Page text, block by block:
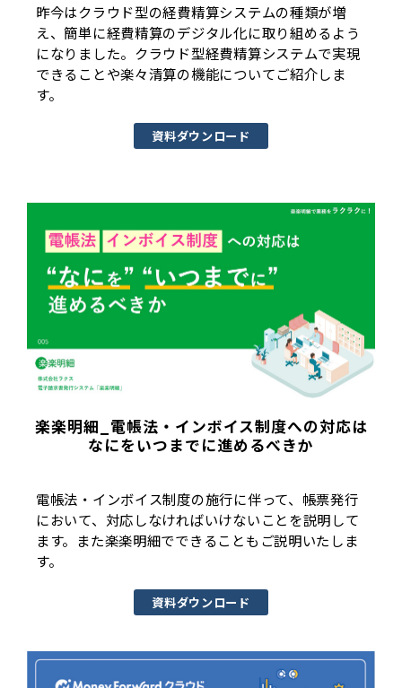
昨今はクラウド型の経費精算システムの種類が増
え、簡単に経費精算のデジタル化に取り組めるよう
になりました。クラウド型経費精算システムで実現
できることや楽々清算の機能についてご紹介しま
す。
資料ダウンロード
楽楽明細_電帳法・インボイス制度への対応は
なにをいつまでに進めるべきか
電帳法・インボイス制度の施行に伴って、帳票発行
において、対応しなければいけないことを説明して
ます。また楽楽明細でできることもご説明いたしま
す。
資料ダウンロード